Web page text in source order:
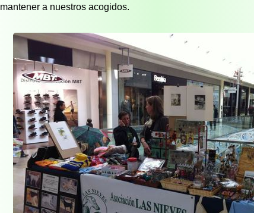
mantener a nuestros acogidos.